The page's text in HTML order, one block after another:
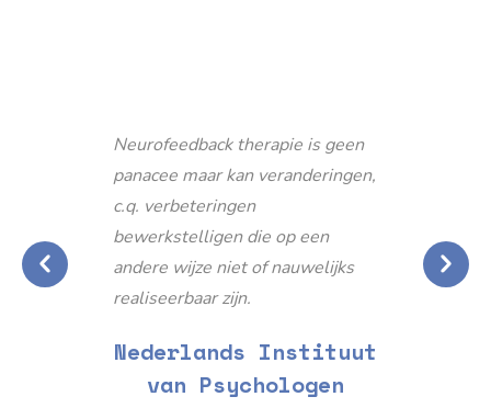
Neurofeedback therapie is geen
panacee maar kan veranderingen,
c.q. verbeteringen
bewerkstelligen die op een
andere wijze niet of nauwelijks
realiseerbaar zijn.
Nederlands Instituut
van Psychologen